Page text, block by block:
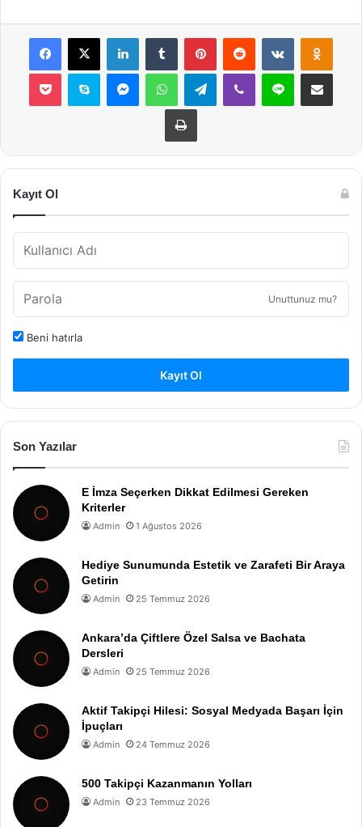
Facebook
X LinkedInTumblr PinterestReddit VKontakte
Pocket Skype MessengerWhatsAppTelegramViber Line E-Posta ile
Yazdır
Kayıt Ol
Unuttunuz mu?
Beni hatırla
Kayıt Ol
Son Yazılar
E İmza Seçerken Dikkat Edilmesi Gereken
Kriterler
Admin 1 Ağustos 2026
Hediye Sunumunda Estetik ve Zarafeti Bir Araya
Getirin
Admin 25 Temmuz 2026
Ankara’da Çiftlere Özel Salsa ve Bachata
Dersleri
Admin 25 Temmuz 2026
Aktif Takipçi Hilesi: Sosyal Medyada Başarı İçin
İpuçları
Admin 24 Temmuz 2026
500 Takipçi Kazanmanın Yolları
Admin 23 Temmuz 2026